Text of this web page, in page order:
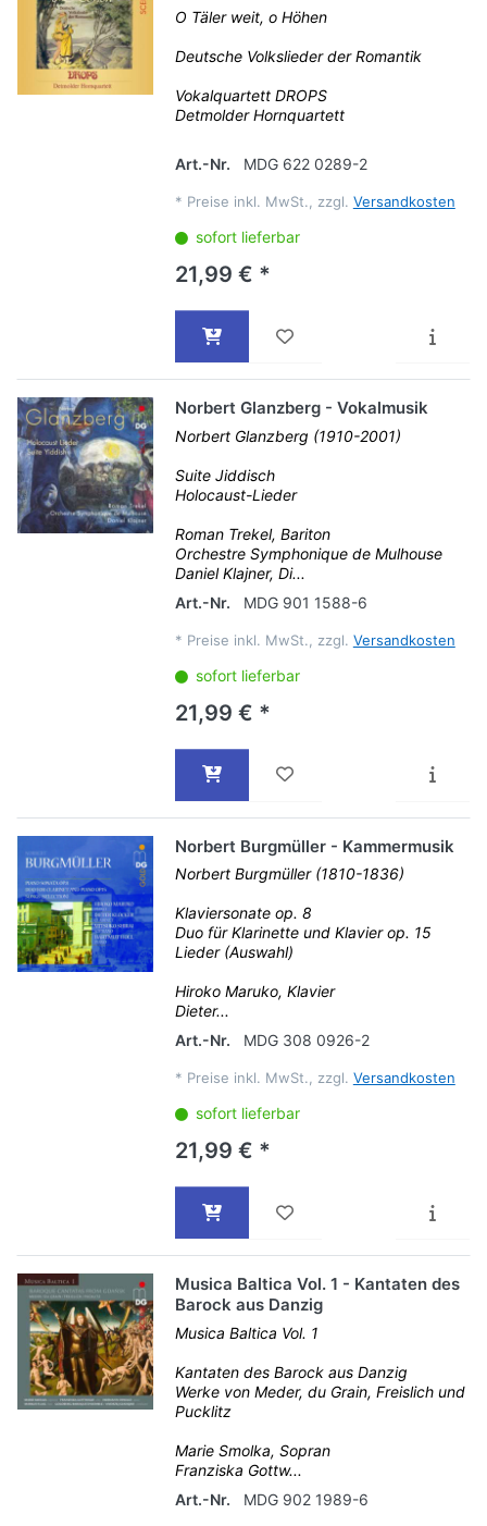
O Täler weit, o Höhen
Deutsche Volkslieder der Romantik
Vokalquartett DROPS
Detmolder Hornquartett
Art.-Nr. MDG 622 0289-2
* Preise inkl. MwSt., zzgl. Versandkosten
sofort lieferbar
21,99 € *
Norbert Glanzberg - Vokalmusik
Norbert Glanzberg (1910-2001)
Suite Jiddisch
Holocaust-Lieder
Roman Trekel, Bariton
Orchestre Symphonique de Mulhouse
Daniel Klajner, Di...
Art.-Nr.
MDG 901 1588-6
* Preise inkl. MwSt., zzgl. Versandkosten
sofort lieferbar
21,99 € *
Norbert Burgmüller - Kammermusik
Norbert Burgmüller (1810-1836)
Klaviersonate op. 8
Duo für Klarinette und Klavier op. 15
Lieder (Auswahl)
Hiroko Maruko, Klavier
Dieter...
Art.-Nr.
MDG 308 0926-2
* Preise inkl. MwSt., zzgl. Versandkosten
sofort lieferbar
21,99 € *
Musica Baltica Vol. 1 - Kantaten des
Barock aus Danzig
Musica Baltica Vol. 1
Kantaten des Barock aus Danzig
Werke von Meder, du Grain, Freislich und
Pucklitz
Marie Smolka, Sopran
Franziska Gottw...
Art.-Nr.
MDG 902 1989-6